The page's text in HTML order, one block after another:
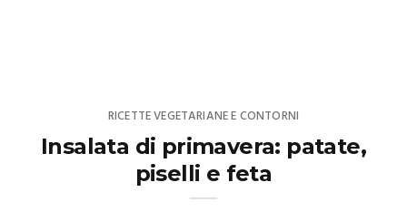
RICETTE VEGETARIANE E CONTORNI
Insalata di primavera: patate,
piselli e feta